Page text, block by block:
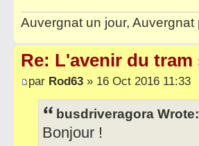
Auvergnat un jour, Auvergnat
Re: L'avenir du
par Rod63 » 16 Oct 2016 11:33
busdriveragora Wrote:
Bonjour !